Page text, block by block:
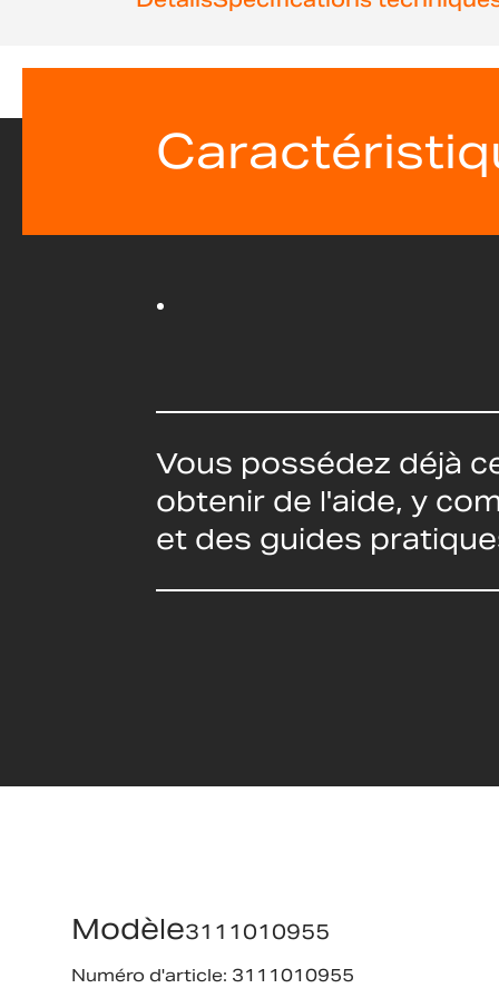
Vous possédez déjà
obtenir de l'aide, y
et des guides
Modèle3111010955
Numéro d'article: 3111010955